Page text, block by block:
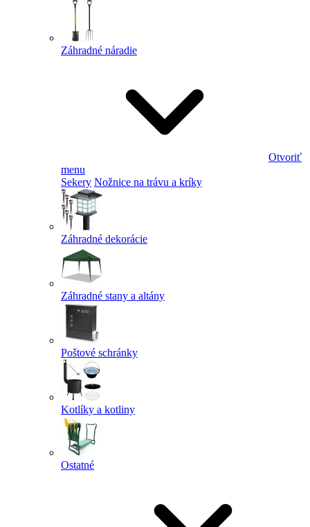
Záhradné náradie
Otvoriť
menu
Sekery Nožnice na trávu a kríky
Záhradné dekorácie
Záhradné stany a altány
Poštové schránky
Kotlíky a kotliny
Ostatné